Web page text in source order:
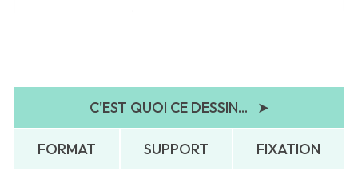
C'EST QUOI CE DESSIN... ➤
FORMAT SUPPORT FIXATION